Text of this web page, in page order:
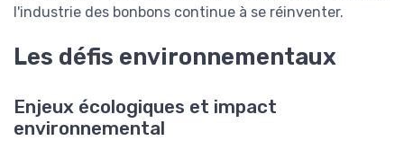
l'industrie des bonbons continue à se réinventer.
Les défis environnementaux
Enjeux écologiques et impact
environnemental